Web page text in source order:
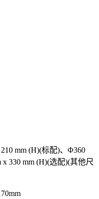
mm (H)(标配)、Φ360
330 mm (H)(选配)(其他尺